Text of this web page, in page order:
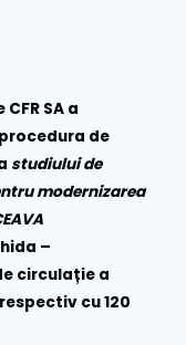
SA a
procedura de
studiului de
modernizarea
–
circulație a
cu 120